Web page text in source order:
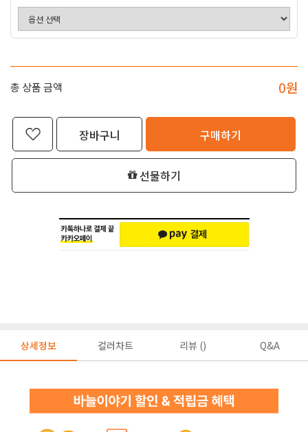
총 상품 금액 0원
장바구니 구매하기
선물하기
상세정보 컬러차트 리뷰 () Q&A